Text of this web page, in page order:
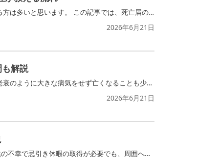
ご家族が亡くなった直後に「死亡届は7日以内に出さなければいけない」と知り、驚いている方は多いと思います。 この記事では、死亡届の期限がいつから数えて何日までか、誰が何をするのか、過ぎたらどうなるのかを解説します。今回は実際の葬儀社に取材し、現場のリアルな状況も交えてお伝えします。
2026年6月21日
解説
老衰は、日本人で3番目に多い死因です。ガンや心疾患が死因として注目されていますが、老衰のように大きな病気をせず亡くなることも少なくありません。しかし、老衰は何歳から起こるのか知らない方がほとんどでしょう。 この記事では、老衰の定義や平均年齢について調査データをもとに解説していきます。老衰の前兆についても紹介するため、身近に高齢な家族がいる方は、チェックしておいてください。
2026年6月21日
「忌引き休暇を取りすぎると怒られるかな」「忙しいのに休むと迷惑にならないかな」 突然の不幸で忌引き休暇の取得が必要でも、周囲への影響から気後れを感じる方も多いでしょう。安心して葬儀へ参列するためにも、何日間忌引き休暇を取得できるか確認し、上司や同僚に配慮したうえで対応するのが大切です。 この記事では、調査データから忌引き休暇の日数の目安や取得状況を紐解きます。忌引き休暇の取得で不安に感じている方は、最後までチェックしてください。